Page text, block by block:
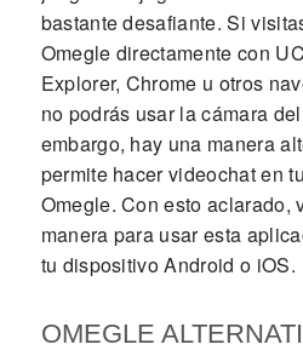
bastante desafiante. Si
Omegle directamente con
Explorer, Chrome u otros
no podrás usar la cámara
embargo, hay una manera
permite hacer videochat en
Omegle. Con esto aclarado,
manera para usar esta
tu dispositivo Android o iOS.
OMEGLE